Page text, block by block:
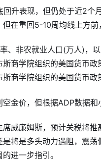
升表现，但仍处于近2
在重回5-10周均线上方
、非农就业人口(万人)，
商学院组织的美国货币
商学院组织的美国货币
金价，但根据ADP数据
威廉姆斯，预计关税将
将是多头动力遇阻，震
进一步指引。